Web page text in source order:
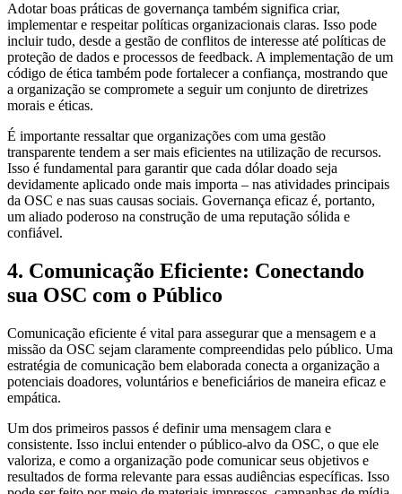
Adotar boas práticas de governança também significa criar,
implementar e respeitar políticas organizacionais claras. Isso pode
incluir tudo, desde a gestão de conflitos de interesse até políticas de
proteção de dados e processos de feedback. A implementação de um
código de ética também pode fortalecer a confiança, mostrando que
a organização se compromete a seguir um conjunto de diretrizes
morais e éticas.
É importante ressaltar que organizações com uma gestão
transparente tendem a ser mais eficientes na utilização de recursos.
Isso é fundamental para garantir que cada dólar doado seja
devidamente aplicado onde mais importa – nas atividades principais
da OSC e nas suas causas sociais. Governança eficaz é, portanto,
um aliado poderoso na construção de uma reputação sólida e
confiável.
4. Comunicação Eficiente: Conectando
sua OSC com o Público
Comunicação eficiente é vital para assegurar que a mensagem e a
missão da OSC sejam claramente compreendidas pelo público. Uma
estratégia de comunicação bem elaborada conecta a organização a
potenciais doadores, voluntários e beneficiários de maneira eficaz e
empática.
Um dos primeiros passos é definir uma mensagem clara e
consistente. Isso inclui entender o público-alvo da OSC, o que ele
valoriza, e como a organização pode comunicar seus objetivos e
resultados de forma relevante para essas audiências específicas. Isso